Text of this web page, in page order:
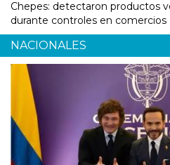
Chepes: detectaron productos
durante controles en comercios
NACIONALES